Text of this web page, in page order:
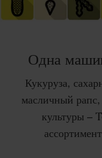
Одна
Кукуруза,
масличный
культуры –